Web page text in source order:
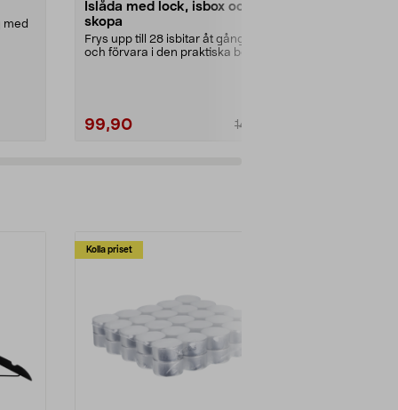
med
Islåda med lock, isbox och
skopa
Frys upp till 28 isbitar åt gången
och förvara i den praktiska boxen.
99,90 149,90
Kolla priset